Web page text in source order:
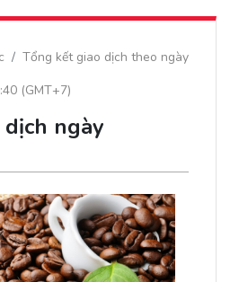
Tổng kết giao dịch theo ngày
(GMT+7)
ngày